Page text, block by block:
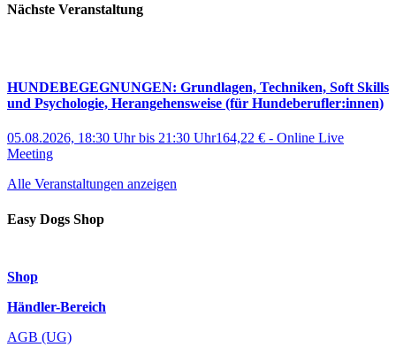
Nächste Veranstaltung
HUNDEBEGEGNUNGEN: Grundlagen, Techniken, Soft Skills
und Psychologie, Herangehensweise (für Hundeberufler:innen)
05.08.2026, 18:30 Uhrbis 21:30 Uhr164,22 € - Online Live
Meeting
Alle Veranstaltungen anzeigen
Easy Dogs Shop
Shop
Händler-Bereich
AGB (UG)